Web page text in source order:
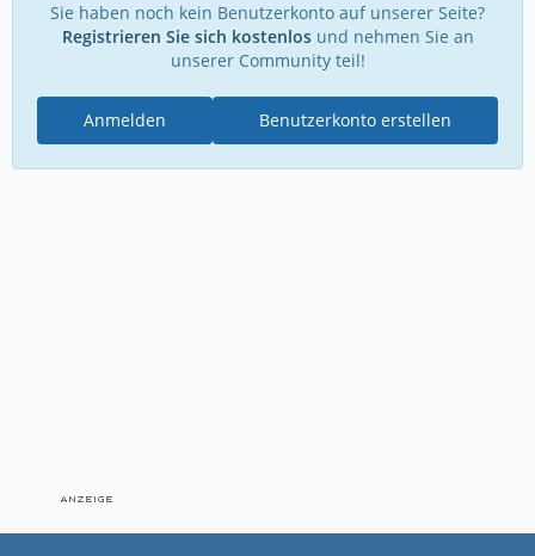
Sie haben noch kein Benutzerkonto auf unserer Seite?
Registrieren Sie sich kostenlosund nehmen Sie an
unserer Community teil!
Benutzerkonto erstellen
Anmelden